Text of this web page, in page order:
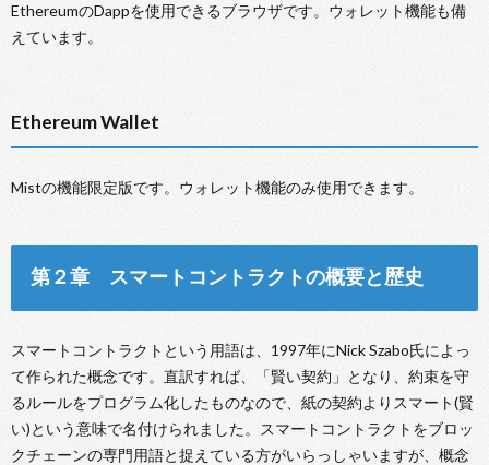
EthereumのDappを使用できるブラウザです。ウォレット機能も備
えています。
Ethereum Wallet
Mistの機能限定版です。ウォレット機能のみ使用できます。
第２章 スマートコントラクトの概要と歴史
スマートコントラクトという用語は、1997年にNick Szabo氏によっ
て作られた概念です。直訳すれば、「賢い契約」となり、約束を守
るルールをプログラム化したものなので、紙の契約よりスマート(賢
い)という意味で名付けられました。スマートコントラクトをブロッ
クチェーンの専門用語と捉えている方がいらっしゃいますが、概念